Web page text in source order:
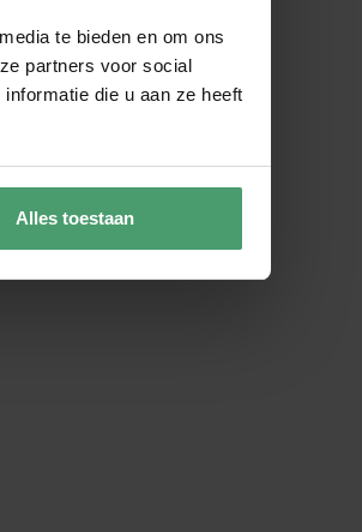
te bieden en om ons
partners voor social
die u aan ze heeft
Alles toestaan